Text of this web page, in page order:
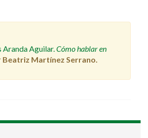
Aranda Aguilar. Cómo hablar en
Beatriz Martínez Serrano.